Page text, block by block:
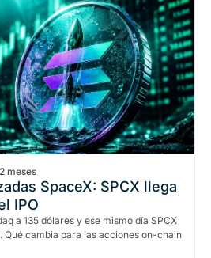
meses
SpaceX: SPCX llega
IPO
a 135 dólares y ese mismo día SPCX
Qué cambia para las acciones on-chain